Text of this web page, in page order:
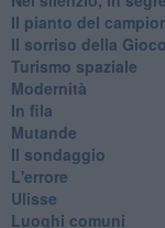
Il pianto del
Il sorriso della
Turismo spaziale
Modernità
In fila
Mutande
Il sondaggio
L'errore
Ulisse
Luoghi comuni